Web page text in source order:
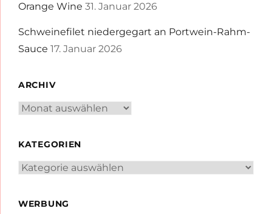
Orange Wine 31. Januar 2026
Schweinefilet niedergegart an Portwein-Rahm-
Sauce 17. Januar 2026
ARCHIV
Archiv
KATEGORIEN
Kategorien
WERBUNG